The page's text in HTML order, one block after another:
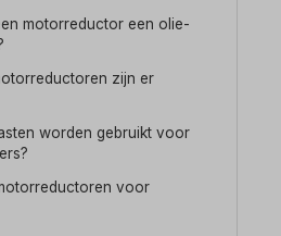
motorreductor een olie-
zijn er
worden gebruikt voor
voor